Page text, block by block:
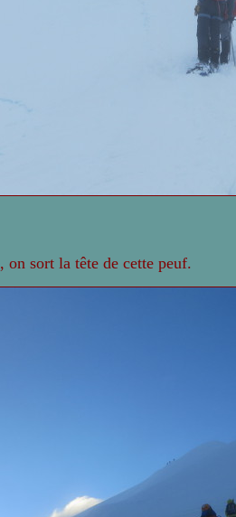
sort la tête de cette peuf.